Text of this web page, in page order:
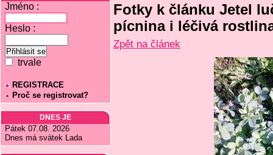
Jméno :
Heslo :
trvale
REGISTRACE
Proč se registrovat?
DNES JE
Pátek 07.08. 2026
Dnes má svátek Lada
Fotky k článku Jetel
pícnina i léčivá
Zpět na článek